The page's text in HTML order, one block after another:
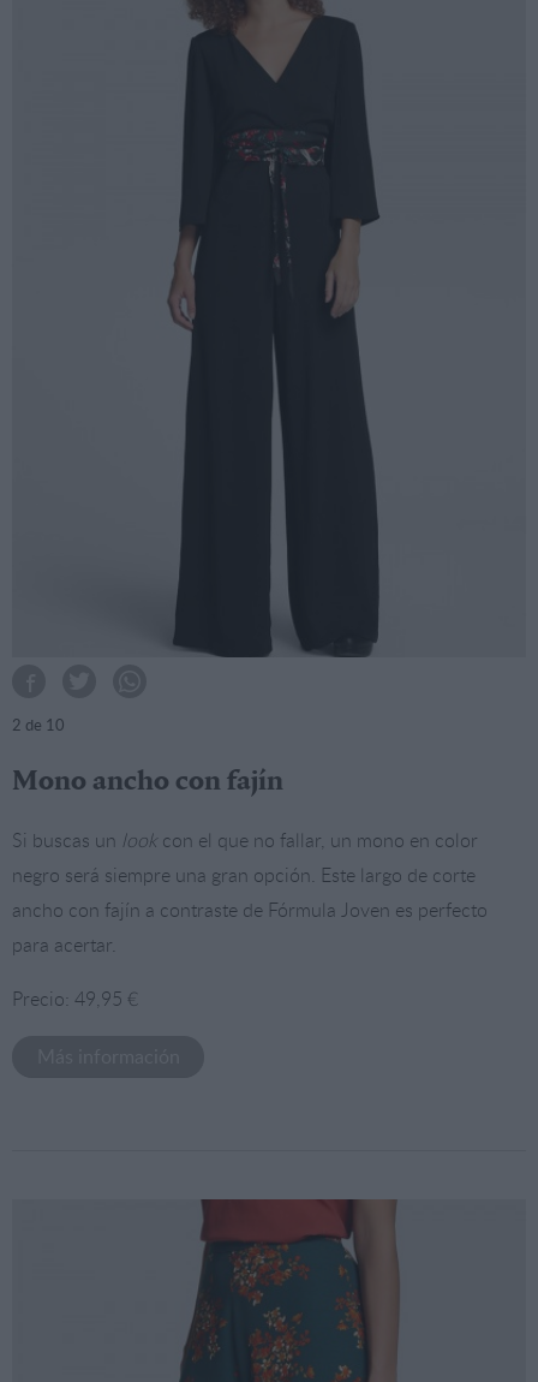
2 de 10
Mono ancho con fajín
Si buscas un look con el que no fallar, un mono en color
negro será siempre una gran opción. Este largo de corte
ancho con fajín a contraste de Fórmula Joven es perfecto
para acertar.
Precio: 49,95 €